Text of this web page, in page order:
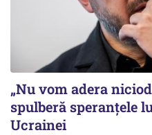
„Nu vom adera
spulberă speranțele
Ucrainei